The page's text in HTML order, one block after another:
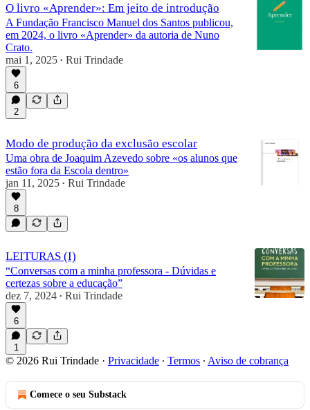
O livro «Aprender»: Em jeito de introdução
A Fundação Francisco Manuel dos Santos publicou,
em 2024, o livro «Aprender» da autoria de Nuno
Crato.
mai 1, 2025 • Rui Trindade
6
2
Modo de produção da exclusão escolar
Uma obra de Joaquim Azevedo sobre «os alunos que
estão fora da Escola dentro»
jan 11, 2025 • Rui Trindade
8
LEITURAS (I)
“Conversas com a minha professora - Dúvidas e
certezas sobre a educação”
dez 7, 2024 • Rui Trindade
6
1
© 2026 Rui Trindade · Privacidade ∙ Termos ∙ Aviso de cobrança
Comece o seu Substack